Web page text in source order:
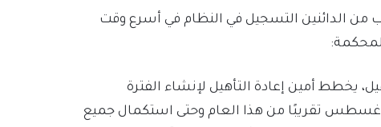
من الدائنين التسجيل في النظام في أسرع وقت
يخطط أمين إعادة التأهيل لإنشاء الفترة
أغسطس تقريبًا من هذا العام وحتى استكمال جميع